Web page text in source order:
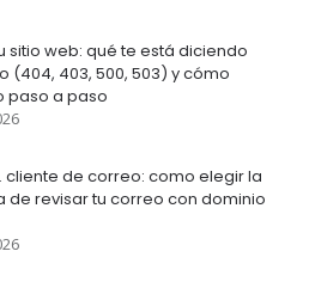
sitio web: qué te está diciendo
(404, 403, 500, 503) y cómo
paso a paso
cliente de correo: como elegir la
de revisar tu correo con dominio